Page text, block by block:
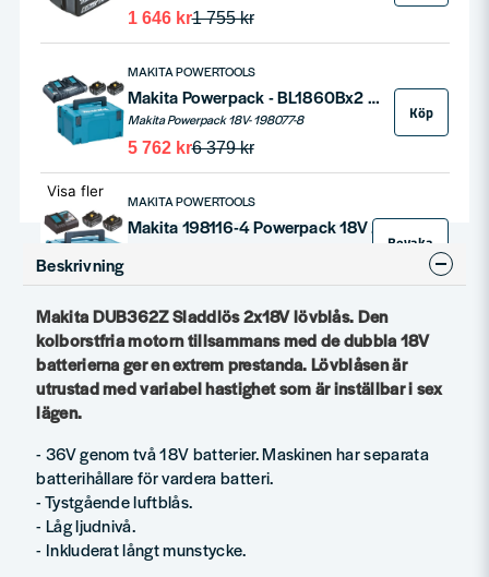
1 755 kr
1 646 kr
MAKITA POWERTOOLS
Makita Powerpack - BL1860Bx2 DC18RD
Makita Powerpack 18V- 198077-8
6 379 kr
5 762 kr
Köp
MAKITA POWERTOOLS
Makita 198116-4 Powerpack 18V 2xBL1860B DC18RC MAKPAC
2st 6.0 Ah Li-ion batterier, 1st snabbladdare samt MAKPAC.Bevaka
Visa fler
Beskrivning
Makita DUB362Z Sladdlös 2x18V lövblås. Den
kolborstfria motorn tillsammans med de dubbla 18V
batterierna ger en extrem prestanda. Lövblåsen är
utrustad med variabel hastighet som är inställbar i sex
lägen.
- 36V genom två 18V batterier. Maskinen har separata
batterihållare för vardera batteri.
- Tystgående luftblås.
- Låg ljudnivå.
- Inkluderat långt munstycke.